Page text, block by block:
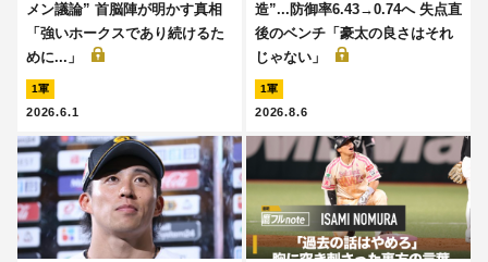
メン議論” 首脳陣が明かす真相
「強いホークスであり続けるた
めに...」
1軍
2026.6.1
造”...防御率6.43→0.74へ 失点直
後のベンチ「豪太の良さはそれ
じゃない」
1軍
2026.8.6